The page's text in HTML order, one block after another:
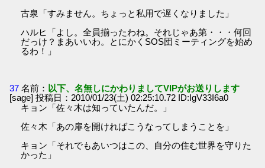
古泉「すみません。ちょっと私用で遅くなりました」
ハルヒ「よし。全員揃ったわね。それじゃあ第・・・何回
だっけ？まあいいわ。とにかくSOS団ミーティングを始め
るわ！」
37 名前： 以下、名無しにかわりましてVIPがお送りします
[sage] 投稿日：2010/01/23(土) 02:25:10.72 ID:IgV33I6a0
キョン「佐々木は知っていたんだ。」
佐々木「あの扉を開ければこうなってしまうことを」
キョン「それでもあいつはこの、自分の住む世界を守りた
かった」